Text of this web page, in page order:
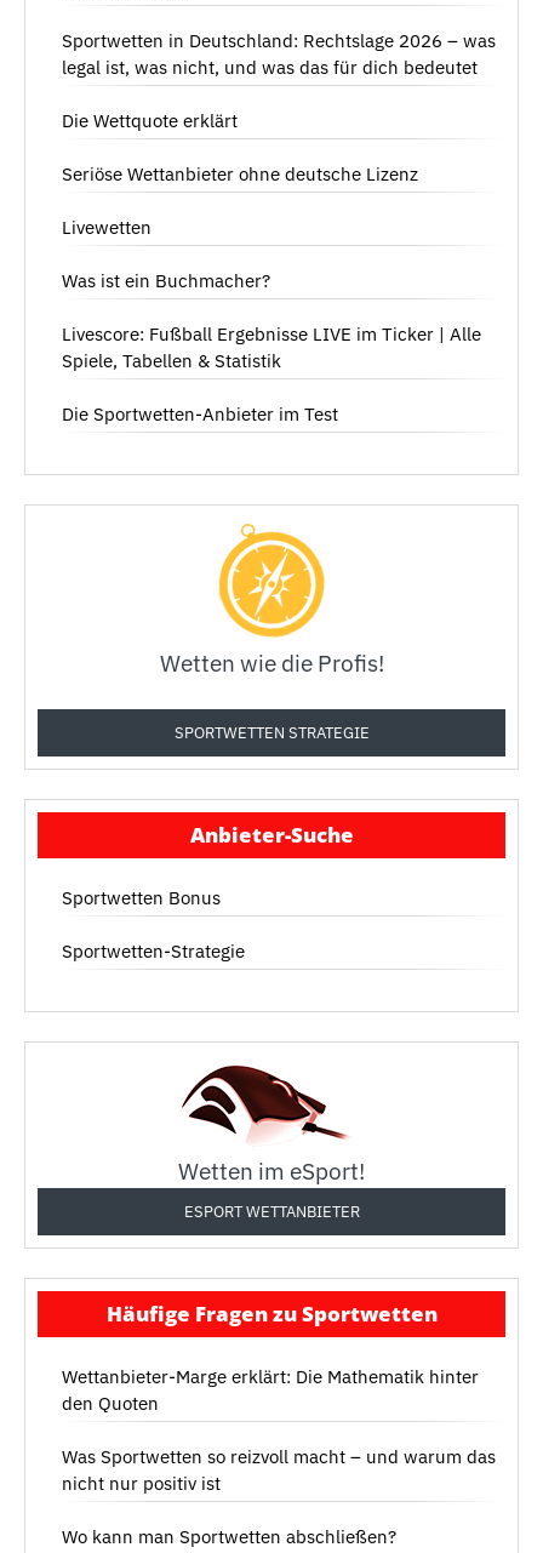
Sportwetten in Deutschland: Rechtslage 2026 – was
legal ist, was nicht, und was das für dich bedeutet
Die Wettquote erklärt
Seriöse Wettanbieter ohne deutsche Lizenz
Livewetten
Was ist ein Buchmacher?
Livescore: Fußball Ergebnisse LIVE im Ticker | Alle
Spiele, Tabellen & Statistik
Die Sportwetten-Anbieter im Test
Wetten wie die Profis!
SPORTWETTEN STRATEGIE
Anbieter-Suche
Sportwetten Bonus
Sportwetten-Strategie
Wetten im eSport!
ESPORT WETTANBIETER
Häufige Fragen zu Sportwetten
Wettanbieter-Marge erklärt: Die Mathematik hinter
den Quoten
Was Sportwetten so reizvoll macht – und warum das
nicht nur positiv ist
Wo kann man Sportwetten abschließen?